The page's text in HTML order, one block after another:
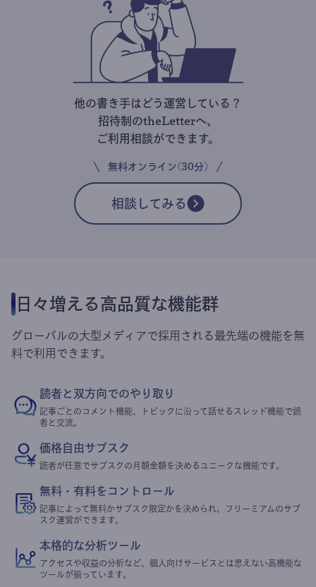
他の書き手はどう運営している？
招待制のtheLetterへ、
ご利用相談ができます。
無料オンライン(30分)
相談してみる
日々増える高品質な機能群
グローバルの大型メディアで採用される最先端の機能を無
料で利用できます。
読者と双方向でのやり取り
記事ごとのコメント機能、トピックに沿って話せるスレッド機能で読
者と交流。
価格自由サブスク
読者が任意でサブスクの月額金額を決めるユニークな機能です。
無料・有料をコントロール
記事によって無料かサブスク限定かを決められ、フリーミアムのサブ
スク運営ができます。
本格的な分析ツール
アクセスや収益の分析など、個人向けサービスとは思えない高機能な
ツールが揃っています。